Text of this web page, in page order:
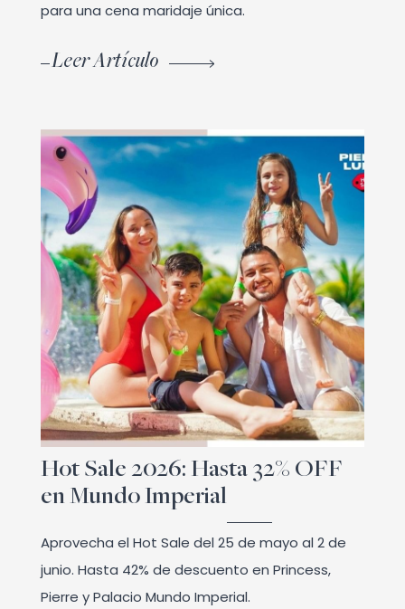
para una cena maridaje única.
Leer Artículo
Hot Sale 2026: Hasta 32% OFF
en Mundo Imperial
Aprovecha el Hot Sale del 25 de mayo al 2 de
junio. Hasta 42% de descuento en Princess,
Pierre y Palacio Mundo Imperial.